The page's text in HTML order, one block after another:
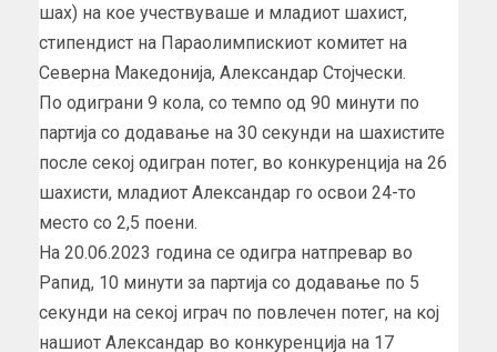
шах) на кое учествуваше и младиот шахист,
стипендист на Параолимпискиот комитет на
Северна Македонија, Александар Стојчески.
По одиграни 9 кола, со темпо од 90 минути по
партија со додавање на 30 секунди на шахистите
после секој одигран потег, во конкуренција на 26
шахисти, младиот Александар го освои 24-то
место со 2,5 поени.
На 20.06.2023 година се одигра натпревар во
Рапид, 10 минути за партија со додавање по 5
секунди на секој играч по повлечен потег, на кој
нашиот Александар во конкуренција на 17